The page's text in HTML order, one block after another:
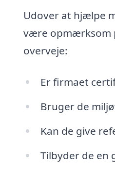
Udover at hjælpe
være opmærksom
overveje:
Er firmaet
Bruger de
Kan de give
Tilbyder de en